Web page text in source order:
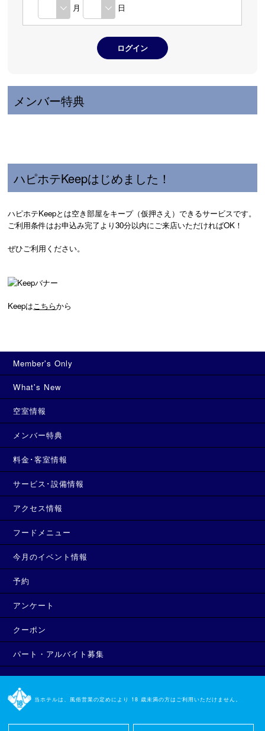
月 日
メンバー特典
ハピホテKeepはじめました！
ハピホテKeepとは空き部屋をキープ（仮押さえ）できるサービスです。
ご利用条件はお申込み完了より30分以内にご来店いただければOK！
ぜひご利用ください。
Keepはこちらから
Member's Only
What's New
空室情報
メンバー特典
料金･客室情報
サービス･設備情報
アクセス情報
フードメニュー
今月のイベント情報
予約
アンケート
クーポン
パート・アルバイト募集
当ホテルは、風俗営業の定めにより 18 歳未満の方はご利用いただけません。